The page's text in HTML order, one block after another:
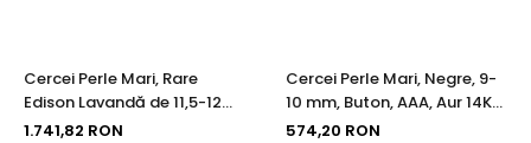
Cercei Perle Mari, Rare
Edison Lavandă de 11,5-12
mm și Aur Galben 14K |
1.741,82 RON
Cercei Perle Mari, Negre, 9-
10 mm, Buton, AAA, Aur 14K
(aur 585), Tip Șurub |
574,20 RON